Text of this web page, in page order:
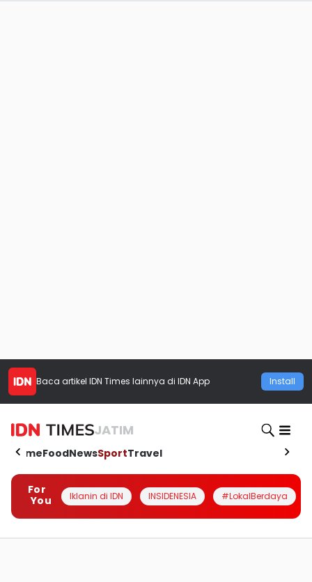
Baca artikel IDN Times lainnya di IDN App Install
JATIM
HomeFoodNewsSportTravel
For
You
Iklanin di IDN INSIDENESIA #LokalBerdaya